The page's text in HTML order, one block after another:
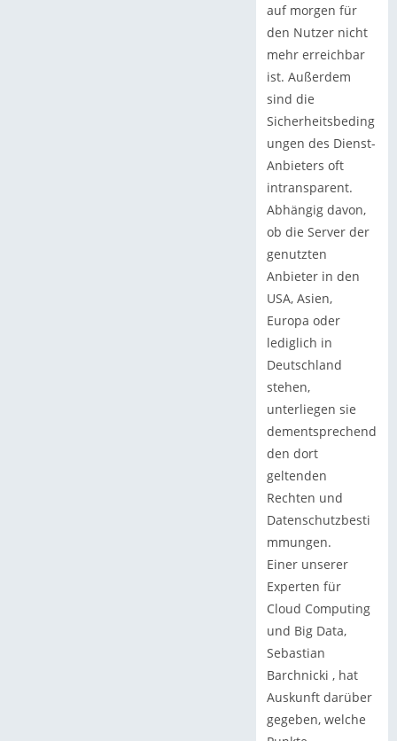
auf morgen für
den Nutzer nicht
mehr erreichbar
ist. Außerdem
sind die
Sicherheitsbeding
ungen des Dienst-
Anbieters oft
intransparent.
Abhängig davon,
ob die Server der
genutzten
Anbieter in den
USA, Asien,
Europa oder
lediglich in
Deutschland
stehen,
unterliegen sie
dementsprechend
den dort
geltenden
Rechten und
Datenschutzbesti
mmungen.
Einer unserer
Experten für
Cloud Computing
und Big Data,
Sebastian
Barchnicki , hat
Auskunft darüber
gegeben, welche